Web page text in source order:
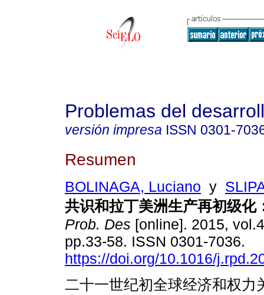
Problemas del
versión impresa ISSN 0301-
Resumen
BOLINAGA, Luciano y
共识和拉丁美洲生产再初级化
Prob. Des [online]. 2015,
pp.33-58. ISSN 0301-7036.
https://doi.org/10.1016/
二十一世纪初全球经济和权力